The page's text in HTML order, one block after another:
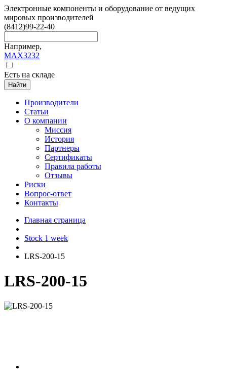
Электронные компоненты и оборудование от ведущих
мировых производителей
(8412)99-22-40
Например,
MAX3232
Есть на складе
Найти
Производители
Статьи
О компании
Миссия
История
Партнеры
Сертификаты
Правила работы
Отзывы
Риски
Вопрос-ответ
Контакты
Главная страница
Stock 1 week
LRS-200-15
LRS-200-15